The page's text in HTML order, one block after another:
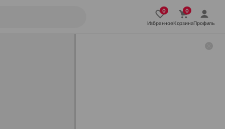
ИзбранноеКорзинаПрофиль